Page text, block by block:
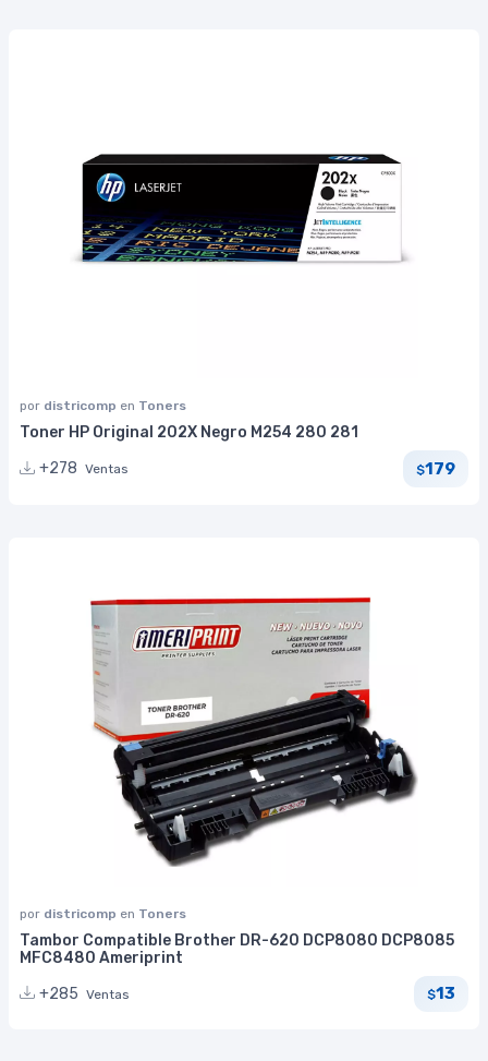
por districomp en Toners
Toner HP Original 202X Negro M254 280 281
+278 Ventas $179
por districomp en Toners
Tambor Compatible Brother DR-620 DCP8080 DCP8085
MFC8480 Ameriprint
+285 Ventas $13